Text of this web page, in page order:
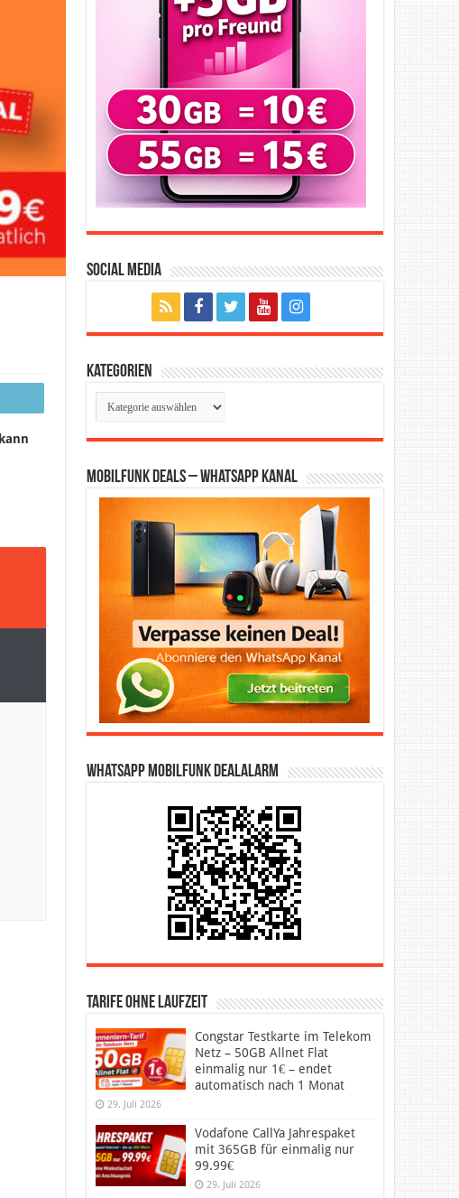
kann
Social Media
Kategorien
Kategorien
Mobilfunk Deals – WhatsApp Kanal
WhatsApp Mobilfunk DealAlarm
Tarife ohne Laufzeit
Congstar Testkarte im Telekom
Netz – 50GB Allnet Flat
einmalig nur 1€ – endet
automatisch nach 1 Monat
29. Juli 2026
Vodafone CallYa Jahrespaket
mit 365GB für einmalig nur
99.99€
29. Juli 2026